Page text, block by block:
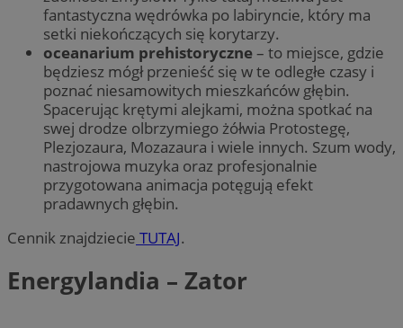
fantastyczna wędrówka po labiryncie, który ma
setki niekończących się korytarzy.
oceanarium prehistoryczne– to miejsce, gdzie
będziesz mógł przenieść się w te odległe czasy i
poznać niesamowitych mieszkańców głębin.
Spacerując krętymi alejkami, można spotkać na
swej drodze olbrzymiego żółwia Protostegę,
Plezjozaura, Mozazaura i wiele innych. Szum wody,
nastrojowa muzyka oraz profesjonalnie
przygotowana animacja potęgują efekt
pradawnych głębin.
Cennik znajdziecie TUTAJ.
Energylandia – Zator